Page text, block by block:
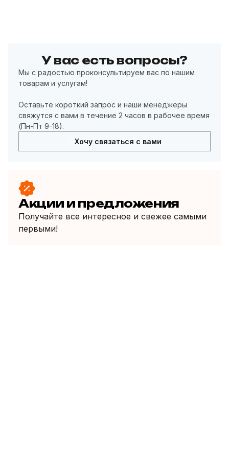
У вас есть вопросы?
Мы с радостью проконсультируем вас по нашим
товарам и услугам!
Оставьте короткий запрос и наши менеджеры
свяжутся с вами в течение 2 часов в рабочее время
(Пн-Пт 9-18).
Хочу связаться с вами
Акции и предложения
Получайте все интересное и свежее самыми
первыми!